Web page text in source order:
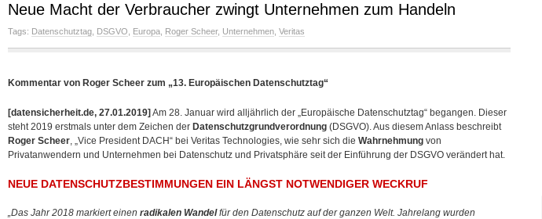
Neue Macht der Verbraucher zwingt Unternehmen zum Handeln
Tags: Datenschutztag DSGVO Europa Roger Scheer, Unternehmen Veritas
Kommentar von Roger Scheer zum „13. Europäischen Datenschutztag“
[datensicherheit.de, 27.01.2019] Am 28. Januar wird alljährlich der „Europäische Datenschutztag“ begangen. Dieser
steht 2019 erstmals unter dem Zeichen der Datenschutzgrundverordnung (DSGVO). Aus diesem Anlass beschreibt
Roger Scheer, „Vice President DACH“ bei Veritas Technologies, wie sehr sich die Wahrnehmung von
Privatanwendern und Unternehmen bei Datenschutz und Privatsphäre seit der Einführung der DSGVO verändert hat.
NEUE DATENSCHUTZBESTIMMUNGEN EIN LÄNGST NOTWENDIGER WECKRUF
„Das Jahr 2018 markiert einen radikalen Wandelfür den Datenschutz auf der ganzen Welt. Jahrelang wurden